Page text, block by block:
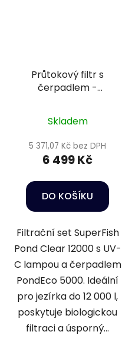
Průtokový filtr s
čerpadlem -
Skladem
5 371,07 Kč bez DPH
6 499 Kč
DO KOŠÍKU
Filtrační set SuperFish
Pond Clear 12000 s UV-
C lampou a čerpadlem
PondEco 5000. Ideální
pro jezírka do 12 000 l,
poskytuje biologickou
filtraci a úsporný...